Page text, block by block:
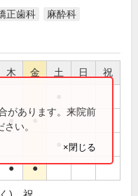
正歯科 麻酔科
木 金 土 日 祝
● ●
● ●
があります。来院前
い。
×閉じる